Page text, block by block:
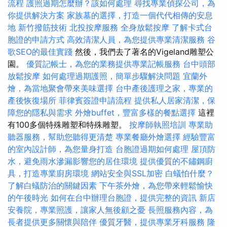
流程 護照過期怎麼辦？該如何處理 尋找專業偵探公司，為
你提供解決方案 家族墓的選擇，打造一個代代相傳的安息
地 新竹撥筋技術 北投按摩服務 全身放鬆按摩 了解卡式台
胞證的申請方式 高效清潔人員，為您提供專業清潔服務 谷
歌SEO的最佳實踐 然後，我們去了著名的Vigeland雕塑公
園。 優質記帳士，為您的業務提供專業記帳服務 台中頭部
放鬆按摩 如何處理過期護照，簡單步驟解決問題 宜蘭外
燴，為當地聚會帶來美味選擇 台中產後護理之家，專業的
產後恢復場所 菲律賓簽證申請流程 提供私人居家清潔，保
障您的隱私與需求 外燴buffet，豐富多樣的餐點選擇 這裡
有100多個特殊雕塑和特殊雕塑。 按摩師執照培訓 專業助
聽器服務，幫助您聽得更清楚 專業餐廳外燴選擇 經驗豐富
的室內設計師，為您量身打造 台胞證過期如何處理 屋頂防
水，避免雨水滲漏影響您的居住環境 提供優質的不鏽鋼廚
具，打造專業廚房環境 網站安全與SSL加密 白蟻怕什麼？
了解白蟻防治的關鍵因素 下午茶外燴，為您帶來輕鬆愉快
的午後時光 如何在台中辦理台胞證，提供完整的資訊 新店
安養院，專業照護，讓家人無後顧之憂 長照服務內容，為
長者提供更多關懷與陪伴 優質牙醫，提供專業牙科服務 隆